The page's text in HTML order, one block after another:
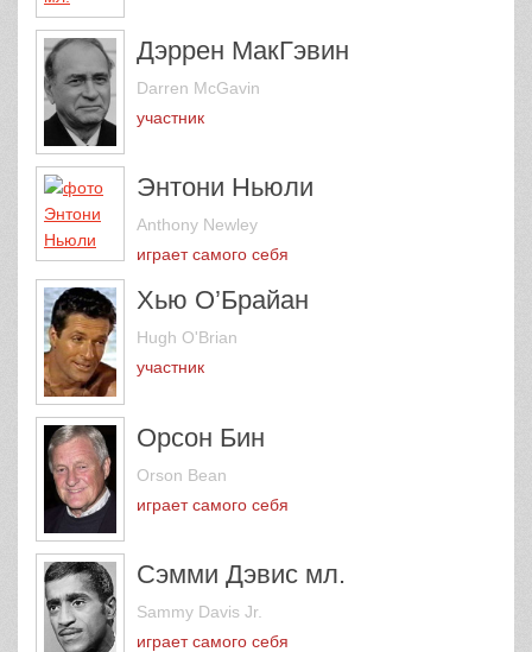
Дэррен МакГэвин
Darren McGavin
участник
Энтони Ньюли
Anthony Newley
играет самого себя
Хью О’Брайан
Hugh O'Brian
участник
Орсон Бин
Orson Bean
играет самого себя
Сэмми Дэвис мл.
Sammy Davis Jr.
играет самого себя